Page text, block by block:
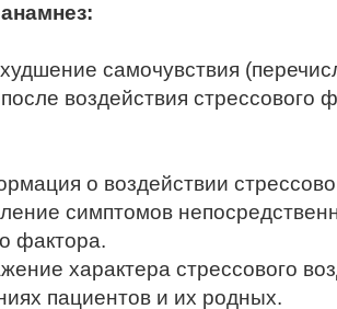
самочувствия
воздействия стрессового
о воздействии
симптомов
фактора.
характера стрессового
пациентов и их родных.